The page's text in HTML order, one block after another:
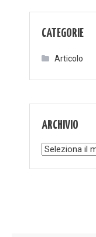
CATEGORIE
Articolo
ARCHIVIO
Archivio